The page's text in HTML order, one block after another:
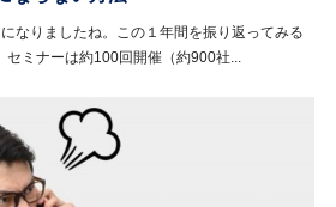
なりましたね。この１年間を振り返ってみる
セミナーは約100回開催（約900社...